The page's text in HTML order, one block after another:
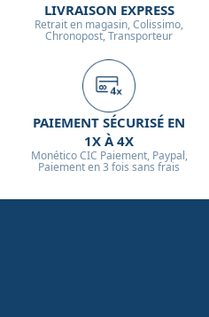
LIVRAISON EXPRESS
Retrait en magasin, Colissimo,
Chronopost, Transporteur
PAIEMENT SÉCURISÉ EN
1X À 4X
Monético CIC Paiement, Paypal,
Paiement en 3 fois sans frais